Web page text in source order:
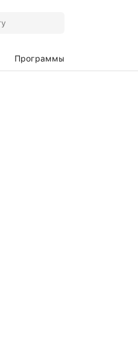
Программы